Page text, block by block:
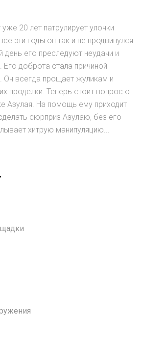
20 лет патрулирует улочки
эти годы он так и не продвинулся
его преследуют неудачи и
Его доброта стала причиной
Он всегда прощает жуликам и
проделки. Теперь стоит вопрос о
Азулая. На помощь ему приходит
сюрприз Азулаю, без его
хитрую манипуляцию...